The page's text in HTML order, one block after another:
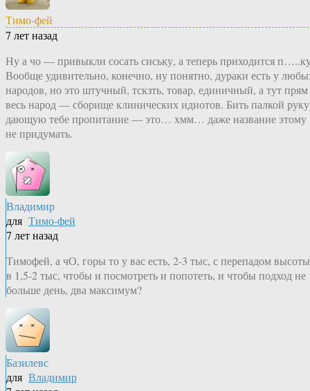
Тимо-фей
7 лет назад
Ну а чо — привыкли сосать сиську, а теперь приходится
Вообще удивительно, конечно, ну понятно, дураки есть у
народов, но это штучный, тскзть, товар, единичный, а тут прям
весь народ — сборище клинических идиотов. Бить палкой
дающую тебе пропитание — это… хмм… даже название этому
не придумать.
Владимир
для Тимо-фей
7 лет назад
Тимофей, а чО, горы то у вас есть, 2-3 тыс, с перепадом высоты
в 1,5-2 тыс, чтобы и посмотреть и попотеть, и чтобы подход не
больше день, два максимум?
Базилевс
для Владимир